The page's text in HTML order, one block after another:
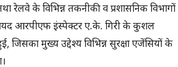
के विभिन्न तकनीकी व प्रशासनिक विभागों
आरपीएफ इंस्पेक्टर ए.के. गिरी के कुशल
मुख्य उद्देश्य विभिन्न सुरक्षा एजेंसियों के